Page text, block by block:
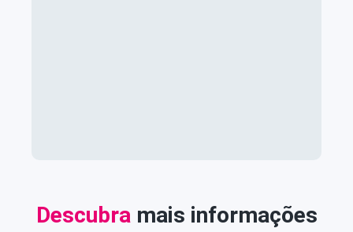
Descubramais informações